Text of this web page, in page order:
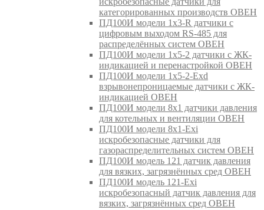
категорированных производств ОВЕН
ПД100И модели 1х3-R датчики с
цифровым выходом RS-485 для
распределённых систем ОВЕН
ПД100И модели 1х5-2 датчики с ЖК-
индикацией и перенастройкой ОВЕН
ПД100И модели 1х5-2-Exd
взрывонепроницаемые датчики с ЖК-
индикацией ОВЕН
ПД100И модели 8х1 датчики давления
для котельных и вентиляции ОВЕН
ПД100И модели 8х1-Exi
искробезопасные датчики для
газораспределительных систем ОВЕН
ПД100И модель 121 датчик давления
для вязких, загрязнённых сред ОВЕН
ПД100И модель 121-Exi
искробезопасный датчик давления для
вязких, загрязнённых сред ОВЕН